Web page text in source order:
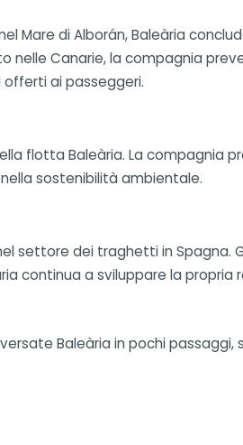
Mare di Alborán, Baleària
Canarie, la compagnia
ai passeggeri.
flotta Baleària. La compagnia
sostenibilità ambientale.
settore dei traghetti in Spagna.
continua a sviluppare la
Baleària in pochi